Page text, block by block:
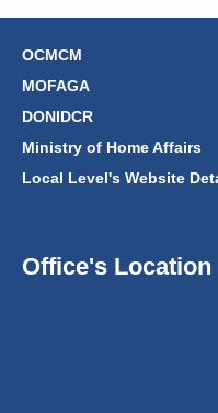
OCMCM
MOFAGA
DONIDCR
Ministry of Home Affairs
Local Level's Website
Office's Location